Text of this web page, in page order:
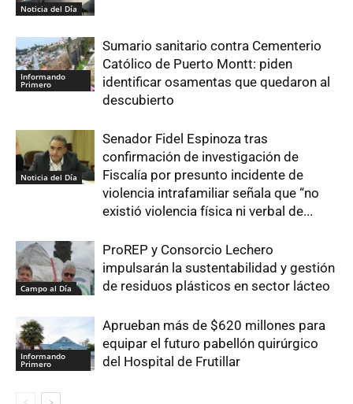
Noticia del Día
Informando
Primero
Sumario sanitario contra Cementerio
Católico de Puerto Montt: piden
identificar osamentas que quedaron al
descubierto
Noticia del Día
Senador Fidel Espinoza tras
confirmación de investigación de
Fiscalía por presunto incidente de
violencia intrafamiliar señala que “no
existió violencia física ni verbal de...
Campo al Día
ProREP y Consorcio Lechero
impulsarán la sustentabilidad y gestión
de residuos plásticos en sector lácteo
Informando
Primero
Aprueban más de $620 millones para
equipar el futuro pabellón quirúrgico
del Hospital de Frutillar